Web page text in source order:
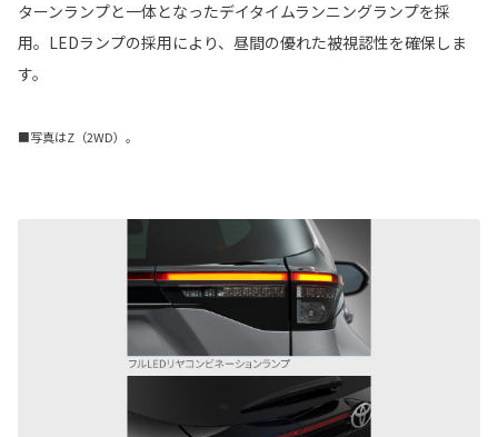
ターンランプと一体となったデイタイムランニングランプを採
用。LEDランプの採用により、昼間の優れた被視認性を確保しま
す。
■写真はZ（2WD）。